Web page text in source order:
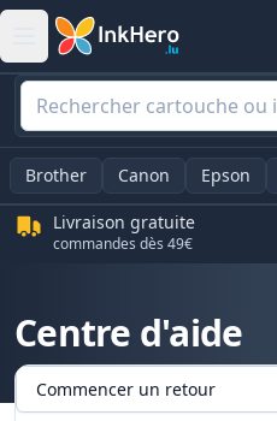
Brother Canon Epson
Livraison gratuite
commandes dès 49€
Centre d'aide
Sélectionnez un onglet